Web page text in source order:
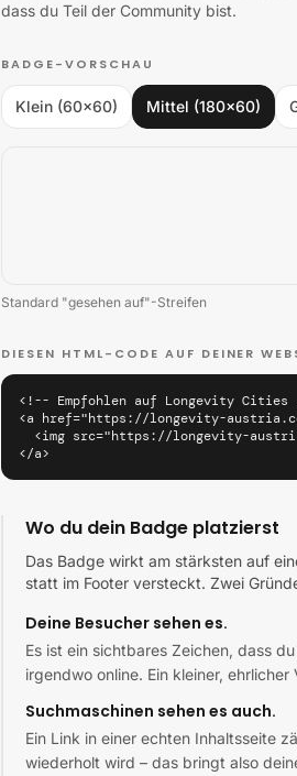
dass du Teil der Community bist.
BADGE-VORSCHAU
Klein (60×60) Mittel (180×60)
Standard "gesehen auf"-Streifen
DIESEN HTML-CODE AUF DEINER
<!-- Empfohlen auf Longevity Cities
<a href="https://longevity-
<img src="https://longevity-
</a>
Wo du dein Badge platzierst
Das Badge wirkt am stärksten auf
statt im Footer versteckt. Zwei
Deine Besucher sehen es.
Es ist ein sichtbares Zeichen, dass
irgendwo online. Ein kleiner,
Suchmaschinen sehen es auch.
Ein Link in einer echten Inhaltsseite
wiederholt wird – das bringt also